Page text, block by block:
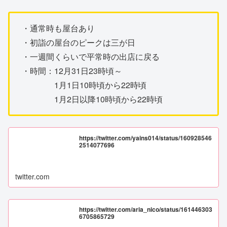
・通常時も屋台あり
・初詣の屋台のピークは三が日
・一週間くらいで平常時の出店に戻る
・時間：12月31日23時頃～
1月1日10時頃から22時頃
1月2日以降10時頃から22時頃
https://twitter.com/yains014/status/160928546
2514077696
twitter.com
https://twitter.com/aria_nico/status/161446303
6705865729